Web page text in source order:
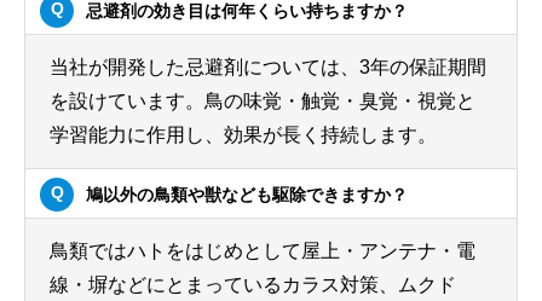
忌避剤の効き目は何年くらい持ちますか？
当社が開発した忌避剤については、3年の保証期間
を設けています。鳥の味覚・触覚・臭覚・視覚と
学習能力に作用し、効果が長く持続します。
鳩以外の鳥類や獣なども駆除できますか？
鳥類ではハトをはじめとして屋上・アンテナ・電
線・塀などにとまっているカラス対策、ムクド